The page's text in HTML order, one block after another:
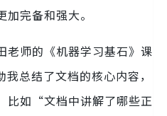
完备和强大。
老师的《机器学习基石》课
总结了文档的核心内容，
比如“文档中讲解了哪些正